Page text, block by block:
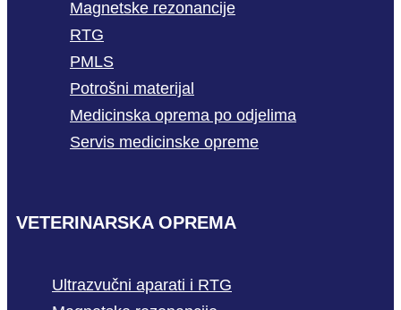
Magnetske rezonancije
RTG
PMLS
Potrošni materijal
Medicinska oprema po odjelima
Servis medicinske opreme
VETERINARSKA OPREMA
Ultrazvučni aparati i RTG